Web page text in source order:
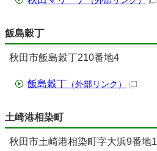
飯島穀丁
秋田市飯島穀丁210番地4
飯島穀丁 （外部リンク）
土崎港相染町
秋田市土崎港相染町字大浜9番地1